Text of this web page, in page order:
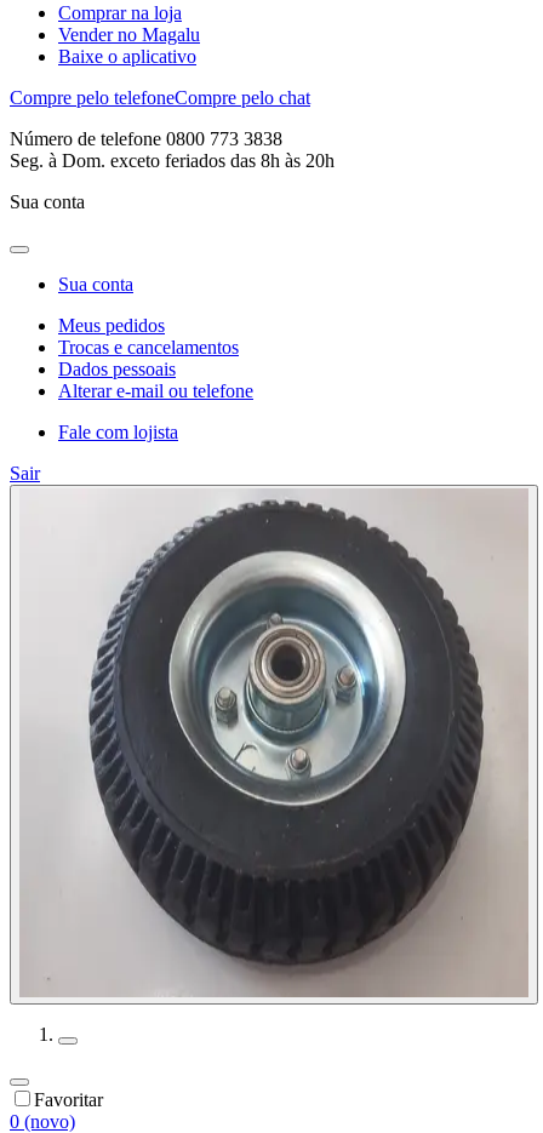
Comprar na loja
Vender no Magalu
Baixe o aplicativo
Compre pelo telefoneCompre pelo chat
Número de telefone 0800 773 3838
Seg. à Dom. exceto feriados das 8h às 20h
Sua conta
Sua conta
Meus pedidos
Trocas e cancelamentos
Dados pessoais
Alterar e-mail ou telefone
Fale com lojista
Sair
Favoritar
0 (novo)